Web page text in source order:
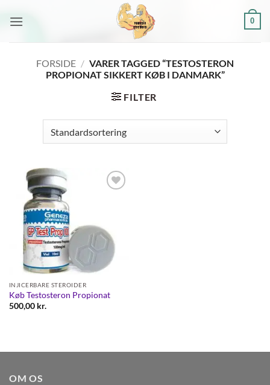
0
FORSIDE / VARER TAGGED “TESTOSTERON
PROPIONAT SIKKERT KØB I DANMARK”
FILTER
INJICERBARE STEROIDER
Køb Testosteron Propionat
500,00 kr.
OM OS